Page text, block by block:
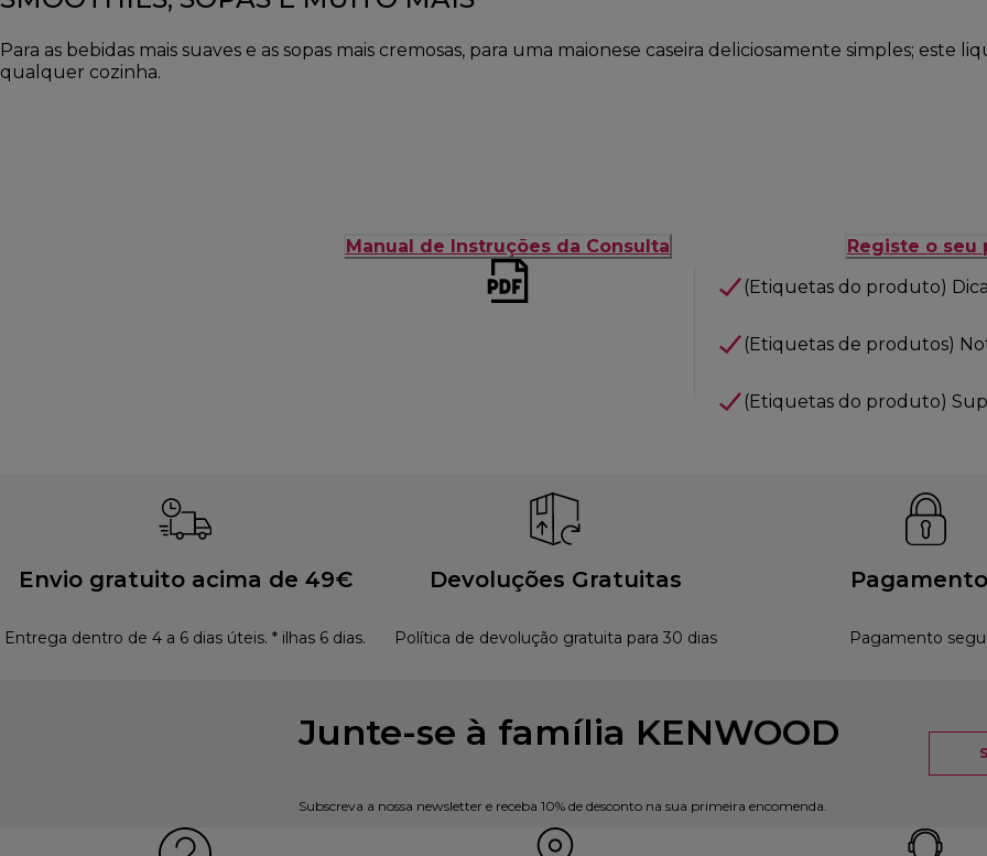
Para as bebidas mais suaves e as sopas mais cremosas, para uma maionese caseira deliciosamente simples;
qualquer cozinha.
Manual de Instruções da Consulta
Registe o seu
(Etiquetas do produto)
(Etiquetas de produtos)
(Etiquetas do produto)
Envio gratuito acima de 49€
Entrega dentro de 4 a 6 dias úteis. * ilhas 6 dias.
Devoluções Gratuitas
Política de devolução gratuita para 30 dias Pagamento
Junte-se à família KENWOOD
Subscreva a nossa newsletter e receba 10% de desconto na sua primeira encomenda.